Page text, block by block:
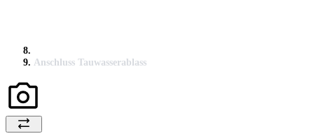
Anschluss Tauwasserablass